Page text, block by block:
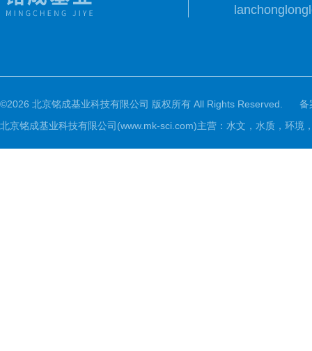
©2026 北京铭成基业科技有限公司 版权所有 All Rights Reserved.
备
北京铭成基业科技有限公司(www.mk-sci.com)主营：水文，水质，环境